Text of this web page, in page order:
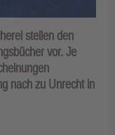
stellen den
vor. Je
nach zu Unrecht in